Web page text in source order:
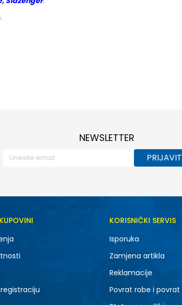
NEWSLETTER
KORISNIČKI SERVIS
Isporuka
Zamjena artikla
Reklamacije
Povrat robe i